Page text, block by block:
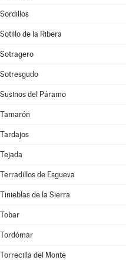
Sordillos
Sotillo de la Ribera
Sotragero
Sotresgudo
Susinos del Páramo
Tamarón
Tardajos
Tejada
Terradillos de Esgueva
Tinieblas de la Sierra
Tobar
Tordómar
Torrecilla del Monte